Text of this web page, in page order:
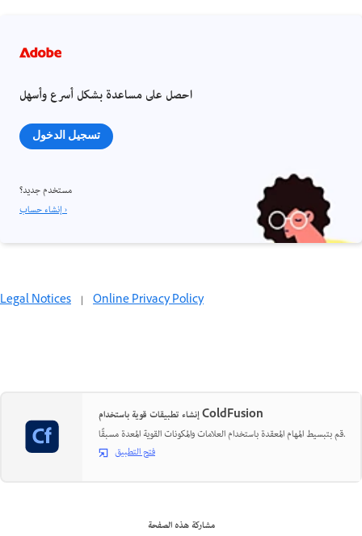
احصل على مساعدة بشكل أسرع وأسهل
تسجيل الدخول
مستخدم جديد؟
إنشاء حساب ›
Legal Notices | Online Privacy Policy
إنشاء تطبيقات قوية باستخدام ColdFusion
قم بتبسيط المهام المعقدة باستخدام العلامات والمكونات القوية المعدة مسبقًا.
فتح التطبيق
مشاركة هذه الصفحة